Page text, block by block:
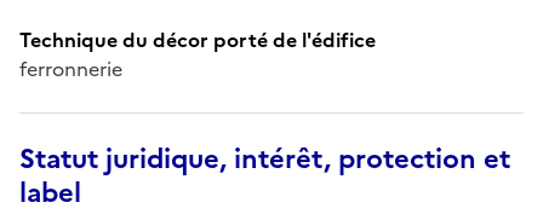
Technique du décor porté de l'édifice
ferronnerie
Statut juridique, intérêt, protection et
label